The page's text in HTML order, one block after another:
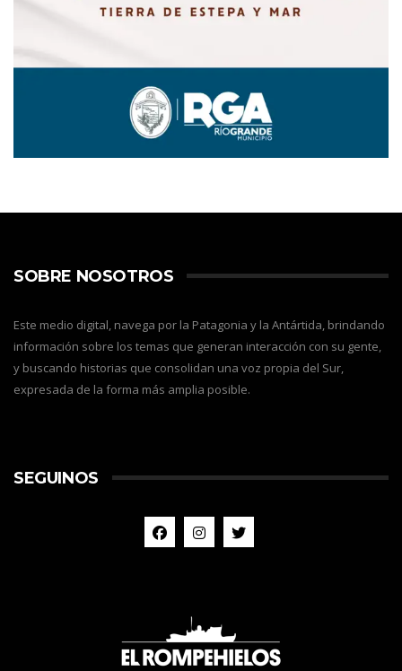
SOBRE NOSOTROS
Este medio digital, navega por la Patagonia y la Antártida, brindando
información sobre los temas que generan interacción con su gente,
y buscando historias que consolidan una voz propia del Sur,
expresada de la forma más amplia posible.
SEGUINOS